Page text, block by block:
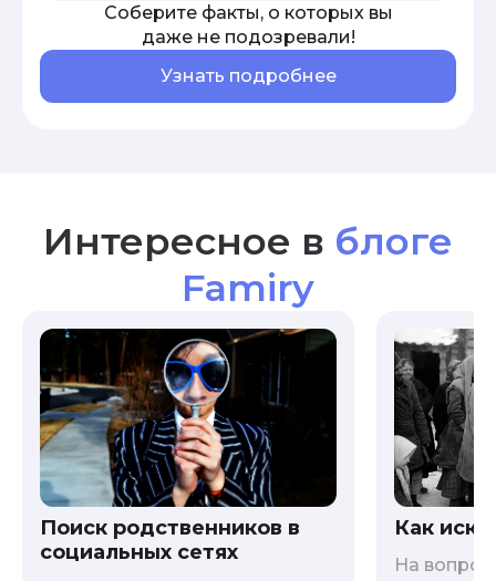
Соберите факты, о которых вы
даже не подозревали!
Узнать подробнее
Интересное в блоге
Famiry
Поиск родственников в
социальных сетях
Как
На вопрос